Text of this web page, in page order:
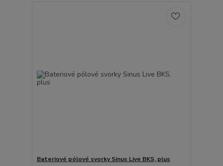
Bateriové pólové svorky Sinus Live BKS, plus